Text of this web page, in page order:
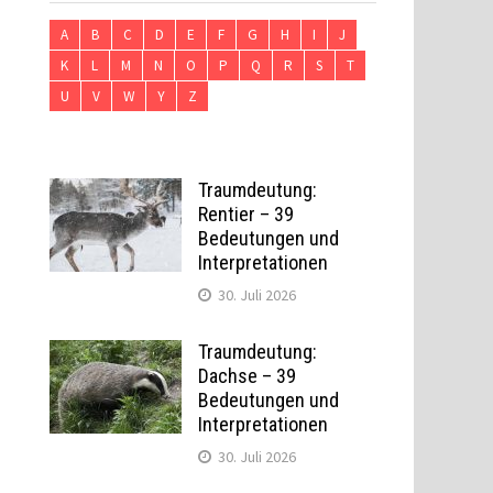
A B C D E F G H I
J
K
L M N O P Q R S
T
U
V W Y Z
Traumdeutung:
Rentier – 39
Bedeutungen und
Interpretationen
30. Juli 2026
Traumdeutung:
Dachse – 39
Bedeutungen und
Interpretationen
30. Juli 2026